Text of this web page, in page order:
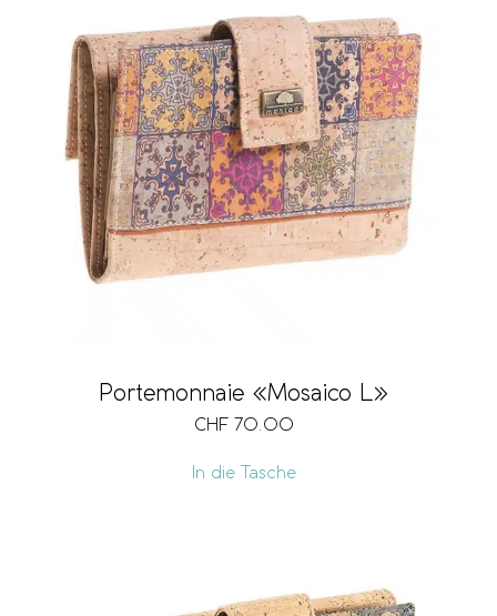
Portemonnaie «Mosaico L»
CHF 70.00
In die Tasche